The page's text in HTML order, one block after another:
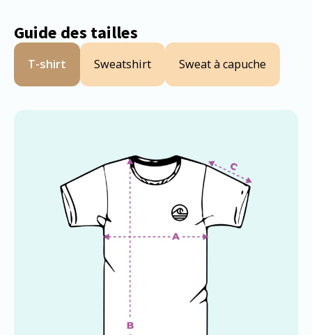
Guide des tailles
T-shirt Sweatshirt Sweat à capuche